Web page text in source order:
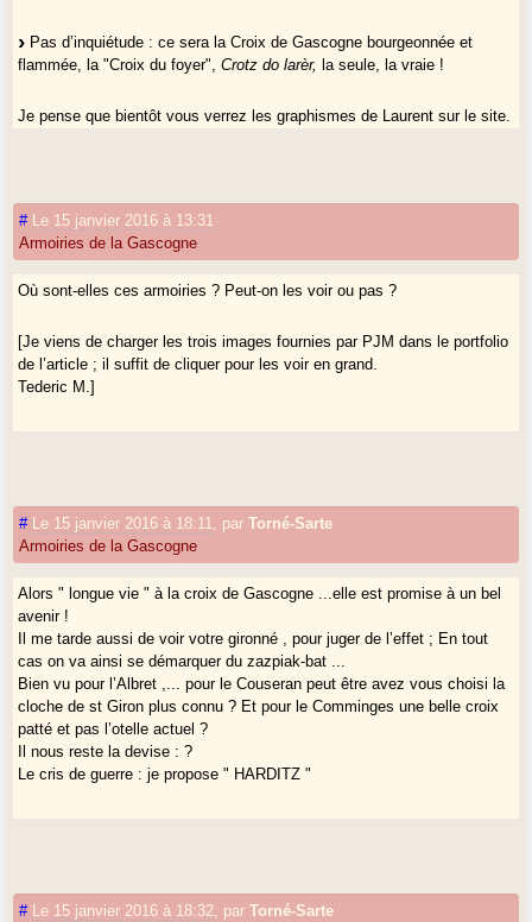
Pas d’inquiétude : ce sera la Croix de Gascogne bourgeonnée et
flammée, la "Croix du foyer",Crotz do larèr, la seule, la vraie !
Je pense que bientôt vous verrez les graphismes de Laurent sur le site.
#
Le 15 janvier 2016 à 13:31
Armoiries de la Gascogne
Où sont-elles ces armoiries ? Peut-on les voir ou pas ?
[Je viens de charger les trois images fournies par PJM dans le portfolio
de l’article ; il suffit de cliquer pour les voir en grand.
Tederic M.]
# Le 15 janvier 2016 à 18:11 parTorné-Sarte
Armoiries de la Gascogne
Alors " longue vie " à la croix de Gascogne ...elle est promise à un bel
avenir !
Il me tarde aussi de voir votre gironné , pour juger de l’effet ; En tout
cas on va ainsi se démarquer du zazpiak-bat ...
Bien vu pour l’Albret ,... pour le Couseran peut être avez vous choisi la
cloche de st Giron plus connu ? Et pour le Comminges une belle croix
patté et pas l’otelle actuel ?
Il nous reste la devise : ?
Le cris de guerre : je propose " HARDITZ "
# Le 15 janvier 2016 à 18:32 parTorné-Sarte